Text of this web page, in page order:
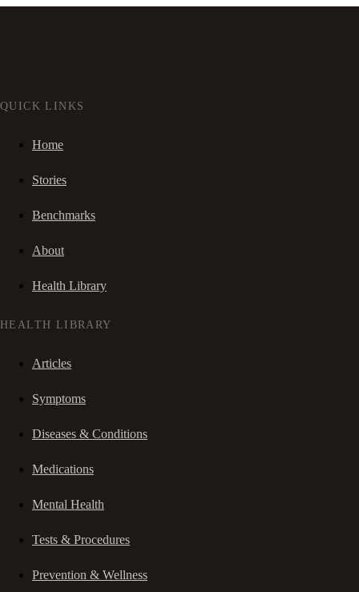
QUICK LINKS
Home
Stories
Benchmarks
About
Health Library
HEALTH LIBRARY
Articles
Symptoms
Diseases & Conditions
Medications
Mental Health
Tests & Procedures
Prevention & Wellness